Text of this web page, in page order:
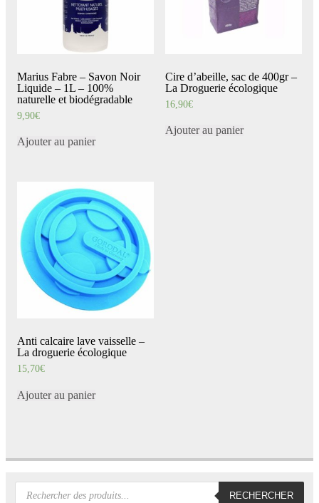
Marius Fabre – Savon Noir
Liquide – 1L – 100%
naturelle et biodégradable
9,90€
Ajouter au panier
Cire d’abeille, sac de 400gr –
La Droguerie écologique
16,90€
Ajouter au panier
Anti calcaire lave vaisselle –
La droguerie écologique
15,70€
Ajouter au panier
Recherche
RECHERCHER